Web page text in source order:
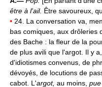
être à l'ail. Être savoureux,
• 24. La conversation va,
bas comiques, aux drôleries
des Bache : la fleur de la
de plus avili que l'argot. Il y
d'idiotismes convenus, de
dévoyés, de locutions de
cabot. L'argot, au moins,